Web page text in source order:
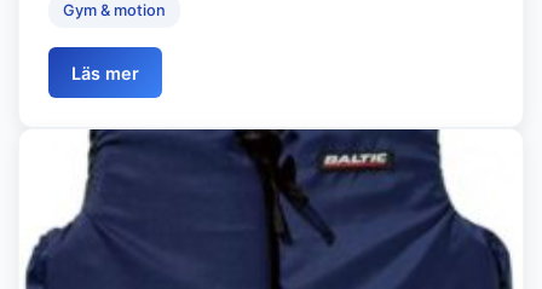
Gym & motion
Läs mer